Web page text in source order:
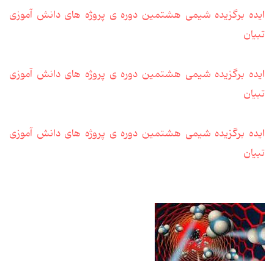
ایده برگزیده شیمی هشتمین دوره ی پروژه های دانش آموزی
تبیان
ایده برگزیده شیمی هشتمین دوره ی پروژه های دانش آموزی
تبیان
ایده برگزیده شیمی هشتمین دوره ی پروژه های دانش آموزی
تبیان